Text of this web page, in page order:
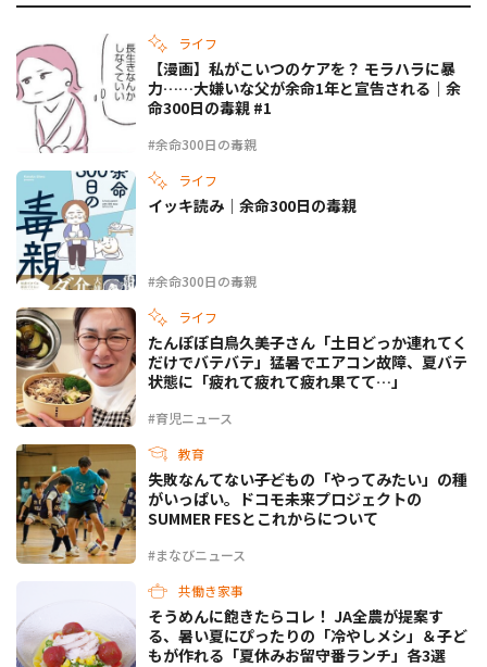
ライフ
#余命300日の毒親
【漫画】私がこいつのケアを？ モラハラに暴
力……大嫌いな父が余命1年と宣告される｜余
命300日の毒親 #1
ライフ
#余命300日の毒親
イッキ読み｜余命300日の毒親
ライフ
#育児ニュース
たんぽぽ白鳥久美子さん「土日どっか連れてく
だけでバテバテ」猛暑でエアコン故障、夏バテ
状態に「疲れて疲れて疲れ果てて…」
教育
#まなびニュース
失敗なんてない――子どもの「やってみたい」の種
がいっぱい。ドコモ未来プロジェクトの
SUMMER FESとこれからについて
共働き家事
そうめんに飽きたらコレ！ JA全農が提案す
る、暑い夏にぴったりの「冷やしメシ」＆子ど
もが作れる「夏休みお留守番ランチ」各3選